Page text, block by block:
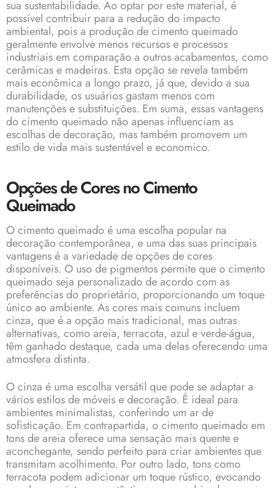
sua sustentabilidade. Ao optar por este material, é
possível contribuir para a redução do impacto
ambiental, pois a produção de cimento queimado
geralmente envolve menos recursos e processos
industriais em comparação a outros acabamentos, como
cerâmicas e madeiras. Esta opção se revela também
mais econômica a longo prazo, já que, devido a sua
durabilidade, os usuários gastam menos com
manutenções e substituições. Em suma, essas vantagens
do cimento queimado não apenas influenciam as
escolhas de decoração, mas também promovem um
estilo de vida mais sustentável e economico.
Opções de Cores no Cimento
Queimado
O cimento queimado é uma escolha popular na
decoração contemporânea, e uma das suas principais
vantagens é a variedade de opções de cores
disponíveis. O uso de pigmentos permite que o cimento
queimado seja personalizado de acordo com as
preferências do proprietário, proporcionando um toque
único ao ambiente. As cores mais comuns incluem
cinza, que é a opção mais tradicional, mas outras
alternativas, como areia, terracota, azul e verde-água,
têm ganhado destaque, cada uma delas oferecendo uma
atmosfera distinta.
O cinza é uma escolha versátil que pode se adaptar a
vários estilos de móveis e decoração. É ideal para
ambientes minimalistas, conferindo um ar de
sofisticação. Em contrapartida, o cimento queimado em
tons de areia oferece uma sensação mais quente e
aconchegante, sendo perfeito para criar ambientes que
transmitam acolhimento. Por outro lado, tons como
terracota podem adicionar um toque rústico, evocando